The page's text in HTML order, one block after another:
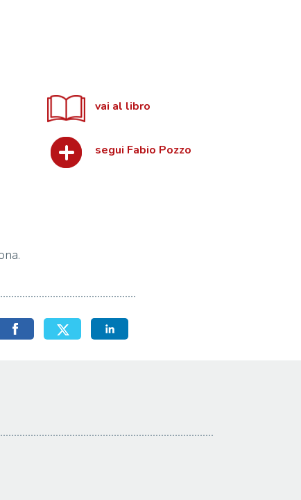
vai al libro
segui Fabio Pozzo